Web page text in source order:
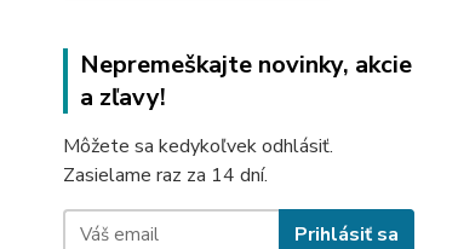
Nepremeškajte novinky, akcie
a zľavy!
Môžete sa kedykoľvek odhlásiť.
Zasielame raz za 14 dní.
Prihlásiť sa